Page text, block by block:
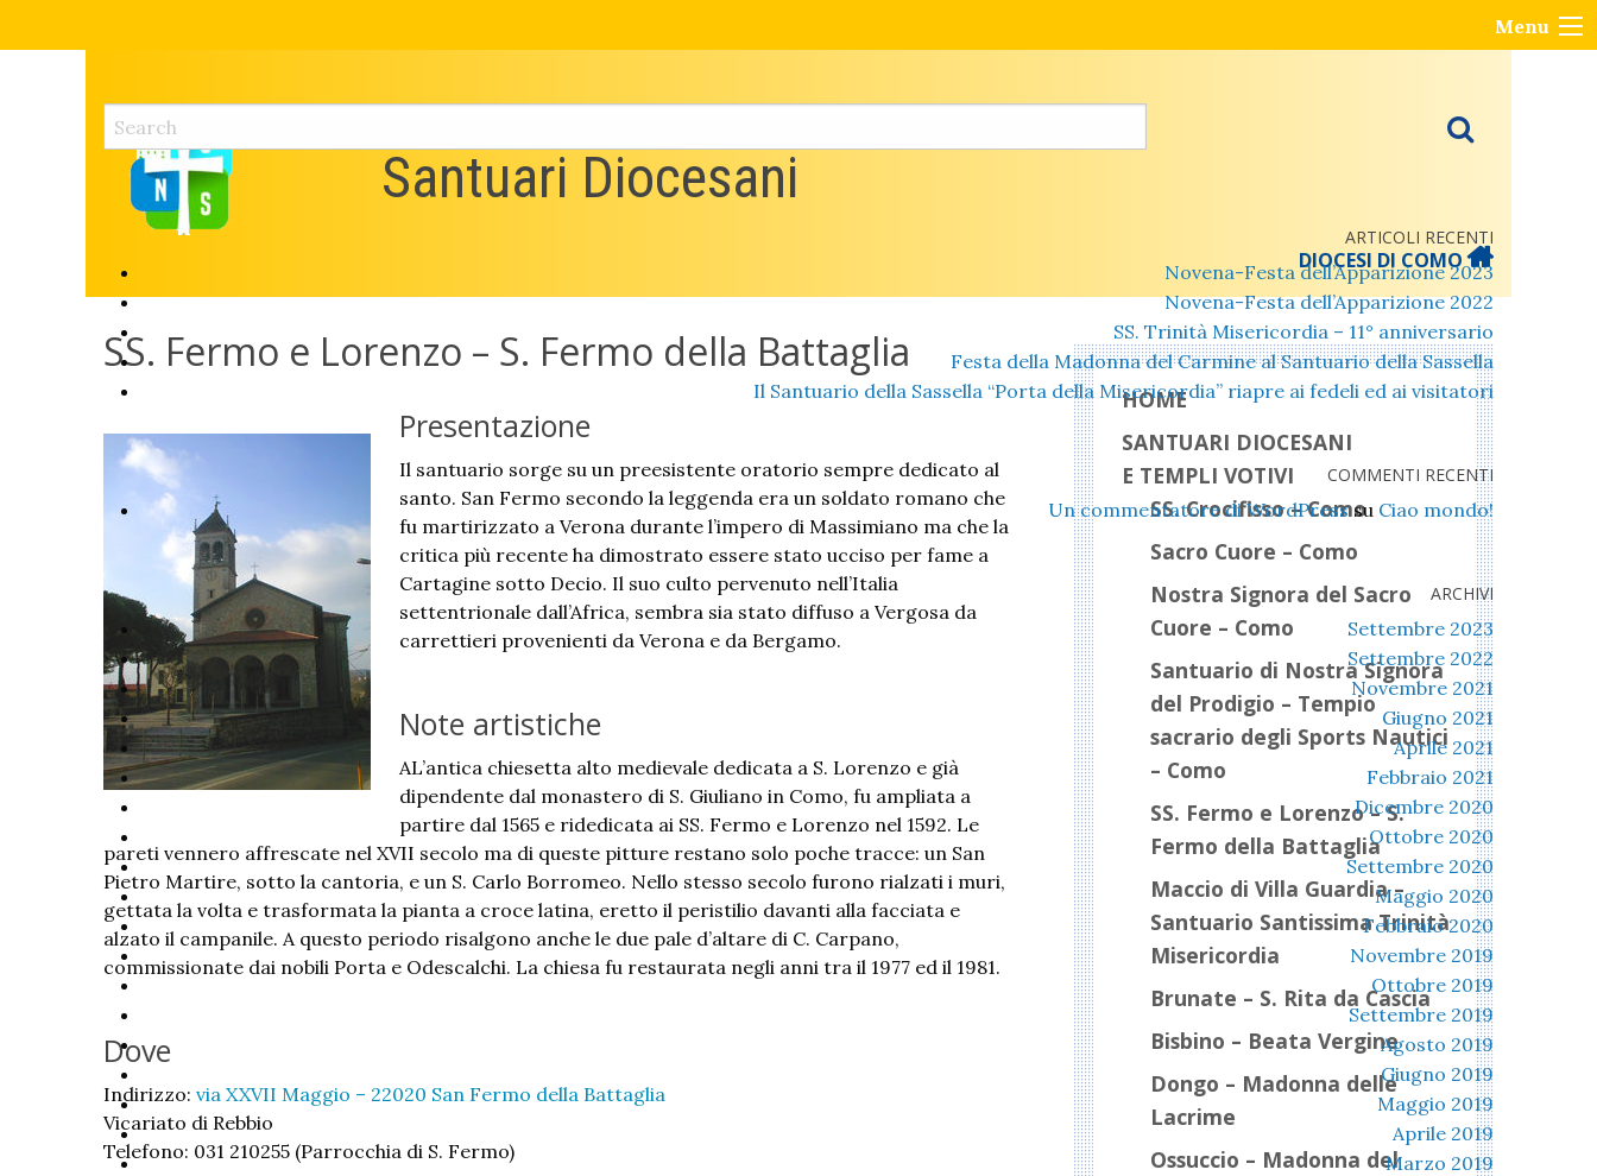
Menu
ARTICOLI RECENTI
Novena-Festa dell’Apparizione 2023
Novena-Festa dell’Apparizione 2022
SS. Trinità Misericordia – 11° anniversario
Festa della Madonna del Carmine al Santuario della Sassella
Il Santuario della Sassella “Porta della Misericordia” riapre ai fedeli ed ai visitatori
COMMENTI RECENTI
Un commentatore di WordPresssu Ciao mondo!
ARCHIVI
Settembre 2023
Settembre 2022
Novembre 2021
Giugno 2021
Aprile 2021
Febbraio 2021
Dicembre 2020
Ottobre 2020
Settembre 2020
Maggio 2020
Febbraio 2020
Novembre 2019
Ottobre 2019
Settembre 2019
Agosto 2019
Giugno 2019
Maggio 2019
Aprile 2019
Marzo 2019
Santuari Diocesani
DIOCESI DI COMO
SS. Fermo e Lorenzo – S. Fermo della Battaglia
Presentazione
Il santuario sorge su un preesistente oratorio sempre dedicato al
santo. San Fermo secondo la leggenda era un soldato romano che
fu martirizzato a Verona durante l’impero di Massimiano ma che la
critica più recente ha dimostrato essere stato ucciso per fame a
Cartagine sotto Decio. Il suo culto pervenuto nell’Italia
settentrionale dall’Africa, sembra sia stato diffuso a Vergosa da
carrettieri provenienti da Verona e da Bergamo.
Note artistiche
AL’antica chiesetta alto medievale dedicata a S. Lorenzo e già
dipendente dal monastero di S. Giuliano in Como, fu ampliata a
partire dal 1565 e ridedicata ai SS. Fermo e Lorenzo nel 1592. Le
pareti vennero affrescate nel XVII secolo ma di queste pitture restano solo poche tracce: un San
Pietro Martire, sotto la cantoria, e un S. Carlo Borromeo. Nello stesso secolo furono rialzati i muri,
gettata la volta e trasformata la pianta a croce latina, eretto il peristilio davanti alla facciata e
alzato il campanile. A questo periodo risalgono anche le due pale d’altare di C. Carpano,
commissionate dai nobili Porta e Odescalchi. La chiesa fu restaurata negli anni tra il 1977 ed il 1981.
Dove
Indirizzo: via XXVII Maggio – 22020 San Fermo della Battaglia
Vicariato di Rebbio
Telefono: 031 210255 (Parrocchia di S. Fermo)
HOME
SANTUARI DIOCESANI
E TEMPLI VOTIVI
SS. Crocifisso – Como
Sacro Cuore – Como
Nostra Signora del Sacro
Cuore – Como
Santuario di Nostra Signora
del Prodigio – Tempio
sacrario degli Sports Nautici
– Como
SS. Fermo e Lorenzo – S.
Fermo della Battaglia
Maccio di Villa Guardia –
Santuario Santissima Trinità
Misericordia
Brunate – S. Rita da Cascia
Bisbino – Beata Vergine
Dongo – Madonna delle
Lacrime
Ossuccio – Madonna del